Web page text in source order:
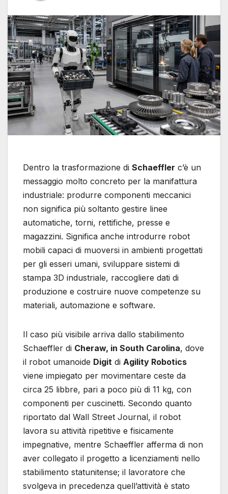
Dentro la trasformazione di Schaeffler c’è un
messaggio molto concreto per la manifattura
industriale: produrre componenti meccanici
non significa più soltanto gestire linee
automatiche, torni, rettifiche, presse e
magazzini. Significa anche introdurre robot
mobili capaci di muoversi in ambienti progettati
per gli esseri umani, sviluppare sistemi di
stampa 3D industriale, raccogliere dati di
produzione e costruire nuove competenze su
materiali, automazione e software.
Il caso più visibile arriva dallo stabilimento
Schaeffler di Cheraw, in South Carolina, dove
il robot umanoide Digit di Agility Robotics
viene impiegato per movimentare ceste da
circa 25 libbre, pari a poco più di 11 kg, con
componenti per cuscinetti. Secondo quanto
riportato dal Wall Street Journal, il robot
lavora su attività ripetitive e fisicamente
impegnative, mentre Schaeffler afferma di non
aver collegato il progetto a licenziamenti nello
stabilimento statunitense; il lavoratore che
svolgeva in precedenza quell’attività è stato